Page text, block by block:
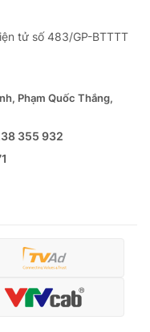
tử số 483/GP-BTTTT
Phạm Quốc Thắng,
355 932